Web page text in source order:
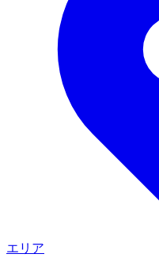
エリア